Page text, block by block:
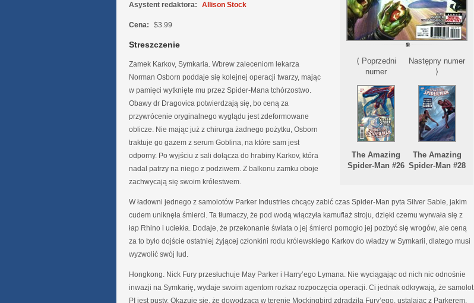
⟨ Poprzedni
numer
The Amazing
Spider-Man #26
Następny numer
⟩
The Amazing
Spider-Man #28
Asystent redaktora: Allison Stock
Cena: $3.99
Streszczenie
Zamek Karkov, Symkaria. Wbrew zaleceniom lekarza
Norman Osborn poddaje się kolejnej operacji twarzy, mając
w pamięci wytknięte mu przez Spider-Mana tchórzostwo.
Obawy dr Dragovica potwierdzają się, bo ceną za
przywrócenie oryginalnego wyglądu jest zdeformowane
oblicze. Nie mając już z chirurga żadnego pożytku, Osborn
traktuje go gazem z serum Goblina, na które sam jest
odporny. Po wyjściu z sali dołącza do hrabiny Karkov, która
nadal patrzy na niego z podziwem. Z balkonu zamku oboje
zachwycają się swoim królestwem.
W ładowni jednego z samolotów Parker Industries chcący zabić czas Spider-Man pyta Silver Sable, jakim
cudem uniknęła śmierci. Ta tłumaczy, że pod wodą włączyła kamuflaż stroju, dzięki czemu wyrwała się z
łap Rhino i uciekła. Dodaje, że przekonanie świata o jej śmierci pomogło jej pozbyć się wrogów, ale ceną
za to było dojście ostatniej żyjącej członkini rodu królewskiego Karkov do władzy w Symkarii, dlatego musi
wyzwolić swój lud.
Hongkong. Nick Fury przesłuchuje May Parker i Harry’ego Lymana. Nie wyciągając od nich nic odnośnie
inwazji na Symkarię, wydaje swoim agentom rozkaz rozpoczęcia operacji. Ci jednak odkrywają, że samolot
PI jest pusty. Okazuje się, że dowodząca w terenie Mockingbird zdradziła Fury’ego, ustalając z Parkerem,